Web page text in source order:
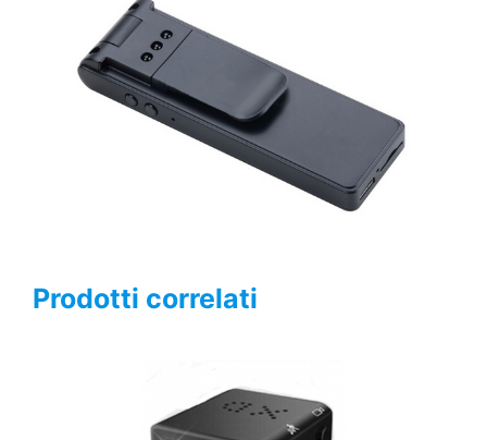
Prodotti correlati